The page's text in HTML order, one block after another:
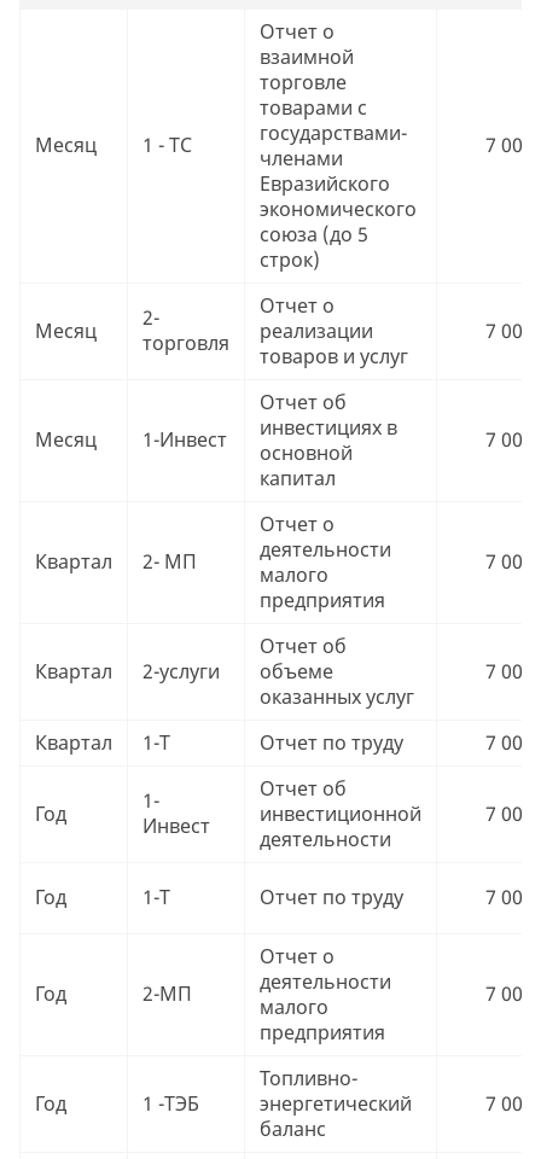
Месяц 1 - ТС
Отчет о
взаимной
торговле
товарами c
государствами-
членами
Евразийского
экономического
союза (до 5
строк)
7 000
Месяц
2-
торговля
Отчет о
реализации
товаров и услуг
7 000
Месяц 1-Инвест
Отчет об
инвестициях в
основной
капитал
7 000
Квартал 2- МП
Отчет о
деятельности
малого
предприятия
7 000
Квартал 2-услуги
Отчет об
объеме
оказанных услуг
7 000
Квартал 1-Т Отчет по труду 7 000
Год
1-
Инвест
Отчет об
инвестиционной
деятельности
7 000
Год 1-Т Отчет по труду 7 000
Год 2-МП
Отчет о
деятельности
малого
предприятия
7 000
Год 1 -ТЭБ
Топливно-
энергетический
баланс
7 000